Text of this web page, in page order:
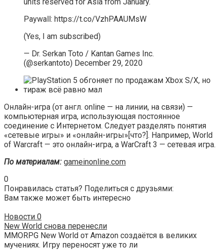
Paywall: https://t.co/VzhPAAUMsW
(Yes, I am subscribed)
— Dr. Serkan Toto / Kantan Games Inc.
(@serkantoto) December 29, 2020
Онлайн-игра (от англ. online — на линии, на связи) —
компьютерная игра, использующая постоянное
соединение с Интернетом. Следует разделять понятия
«сетевые игры» и «онлайн-игры»[что?]. Например, World
of Warcraft — это онлайн-игра, а WarCraft 3 — сетевая игра.
По материалам: gameinonline.com
0
Понравилась статья? Поделиться с друзьями:
Вам также может быть интересно
Новости 0
New World снова перенесли
MMORPG New World от Amazon создаётся в великих
мучениях. Игру переносят уже то ли